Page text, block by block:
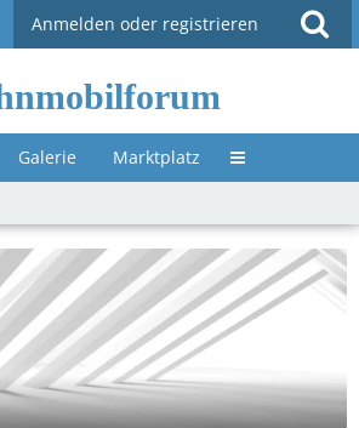
Anmelden oder registrieren
Galerie Marktplatz Untermenü »